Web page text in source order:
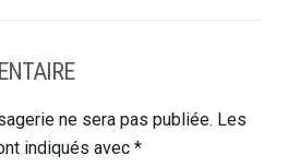
ne sera pas publiée. Les
indiqués avec *